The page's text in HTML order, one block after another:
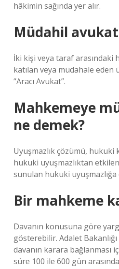
hâkimin sağında yer alır.
Müdahil
İki kişi veya taraf arasındaki
katılan veya müdahale eden
“Aracı Avukat”.
Mahkemeye
ne demek?
Uyuşmazlık çözümü, hukuki
hukuki uyuşmazlıktan
sunulan hukuki
Bir mahkeme
Davanın konusuna göre
gösterebilir. Adalet
davanın karara bağlanması
süre 100 ile 600 gün